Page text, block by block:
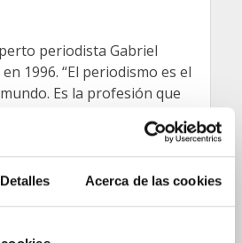
Detalles Acerca de las cookies
periodista Gabriel
1996. “El periodismo es el
Es la profesión que